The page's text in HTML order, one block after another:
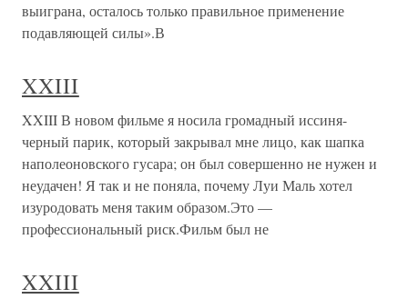
выиграна, осталось только правильное применение
подавляющей силы».В
XXIII
XXIII В новом фильме я носила громадный иссиня-
черный парик, который закрывал мне лицо, как шапка
наполеоновского гусара; он был совершенно не нужен и
неудачен! Я так и не поняла, почему Луи Маль хотел
изуродовать меня таким образом.Это —
профессиональный риск.Фильм был не
XXIII